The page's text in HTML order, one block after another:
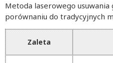
Metoda laserowego
porównaniu do tradycyjnych
Zaleta